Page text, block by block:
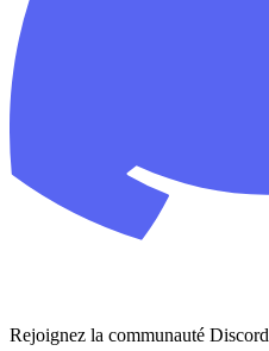
Rejoignez la communauté Discord